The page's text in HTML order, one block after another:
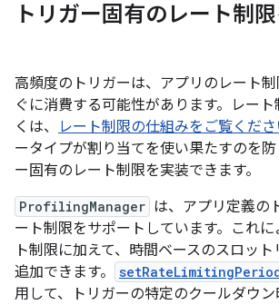
トリガー固有のレート制
高頻度のトリガーは、アプリのレート
ぐに消費する可能性があります。レー
くは、
レート制限の仕組みをご覧くださ
ータイプが割り当てを使い果たすのを
ー固有のレート制限を実装できます。
ProfilingManager は、アプリ定義の
ート制限をサポートしています。これに
ト制限に加えて、時間ベースのスロッ
追加できます。
用して、トリガーの特定のクールダウ